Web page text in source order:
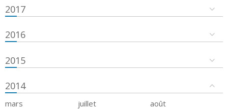
2017
2016
2015
2014
mars juillet
août